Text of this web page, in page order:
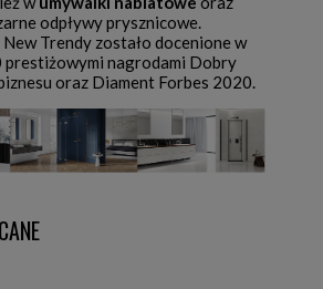
odpływy prysznicowe.
Trendy zostało docenione w
nagrodami Dobry
oraz Diament Forbes 2020.